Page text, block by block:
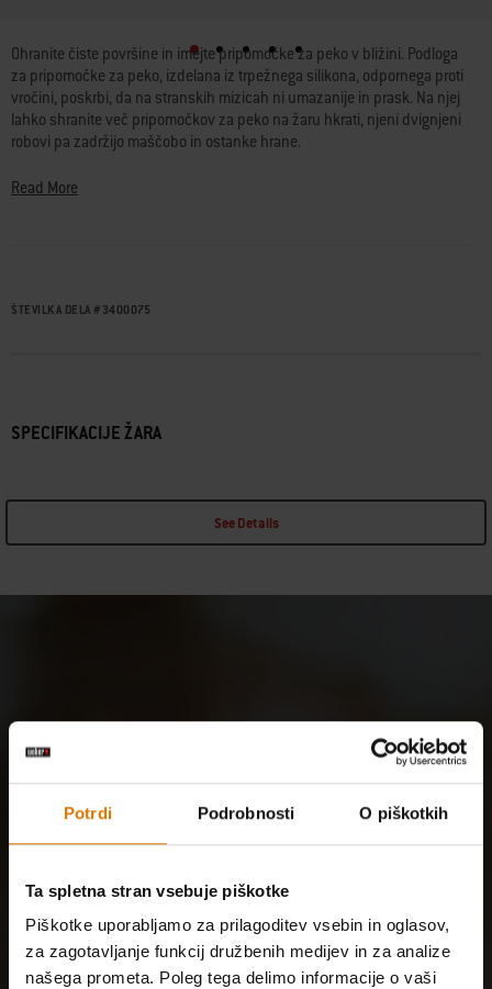
Potrdi Podrobnosti O piškotkih
Ta spletna stran vsebuje piškotke
Piškotke uporabljamo za prilagoditev vsebin in oglasov,
za zagotavljanje funkcij družbenih medijev in za analize
našega prometa. Poleg tega delimo informacije o vaši
Ohranite čiste površine in imejte pripomočke za peko v bližini. Podloga
za pripomočke za peko, izdelana iz trpežnega silikona, odpornega proti
vročini, poskrbi, da na stranskih mizicah ni umazanije in prask. Na njej
lahko shranite več pripomočkov za peko na žaru hkrati, njeni dvignjeni
robovi pa zadržijo maščobo in ostanke hrane.
• Material sililkon, odporen proti vročini, je trpežen in enostaven za
• Primerna za pomivanje v pomivalnem stroju za enostavno čiščenje
Read More
ŠTEVILKA DELA # 3400075
SPECIFIKACIJE ŽARA
See Details